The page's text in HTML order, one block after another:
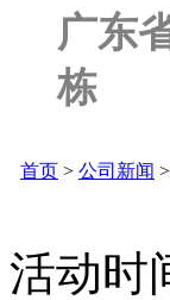
广东
栋
首页 > 公司新闻
活动时